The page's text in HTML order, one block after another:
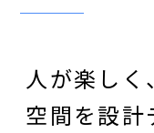
人が楽しく
空間を設計